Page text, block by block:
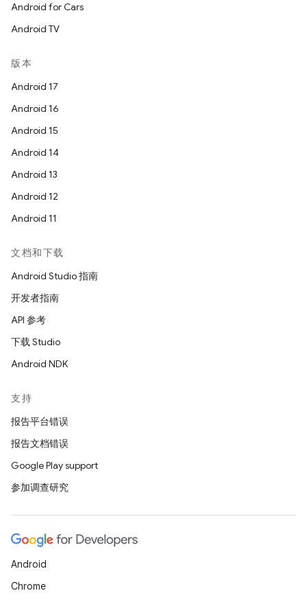
Android for Cars
Android TV
版本
Android 17
Android 16
Android 15
Android 14
Android 13
Android 12
Android 11
文档和下载
Android Studio 指南
开发者指南
API 参考
下载 Studio
Android NDK
支持
报告平台错误
报告文档错误
Google Play support
参加调查研究
Android
Chrome